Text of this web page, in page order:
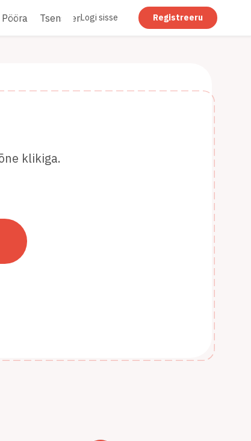
Pööra Tsenseeri Lamedaks muutmine
Logi sisse Registreeru
klikiga.